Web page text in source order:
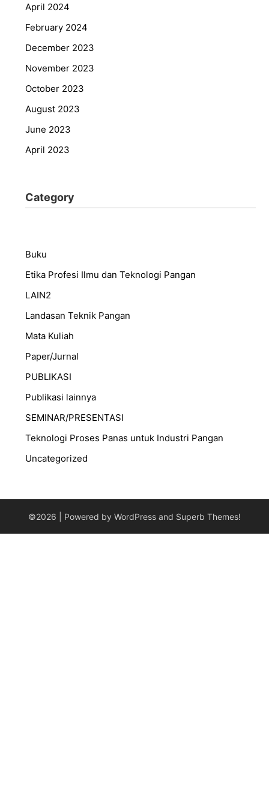
April 2024
February 2024
December 2023
November 2023
October 2023
August 2023
June 2023
April 2023
Category
Buku
Etika Profesi Ilmu dan Teknologi Pangan
LAIN2
Landasan Teknik Pangan
Mata Kuliah
Paper/Jurnal
PUBLIKASI
Publikasi lainnya
SEMINAR/PRESENTASI
⁠Teknologi Proses Panas untuk Industri Pangan
Uncategorized
©2026 | Powered by WordPress and Superb Themes!